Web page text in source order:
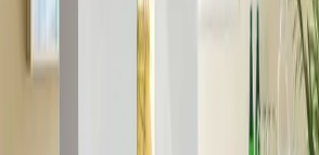
Außen-Whirlpool mit
Bucht
Ein zweiter Whirlpool wartet im Freien — auf der